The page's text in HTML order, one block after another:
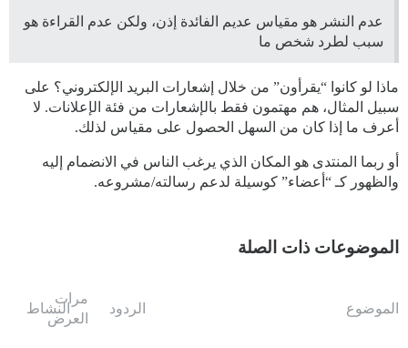
عدم النشر هو مقياس عديم الفائدة إذن، ولكن عدم القراءة هو
سبب لطرد شخص ما
ماذا لو كانوا “يقرأون” من خلال إشعارات البريد الإلكتروني؟ على
سبيل المثال، هم مهتمون فقط بالإشعارات من فئة الإعلانات. لا
أعرف ما إذا كان من السهل الحصول على مقياس لذلك.
أو ربما المنتدى هو المكان الذي يرغب الناس في الانضمام إليه
والظهور كـ “أعضاء” كوسيلة لدعم رسالته/مشروعه.
الموضوعات ذات الصلة
الموضوع الردود
مرات
العرض
النشاط